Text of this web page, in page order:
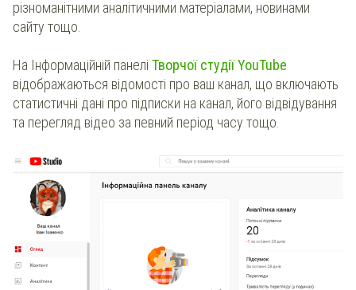
різноманітними аналітичними матеріалами, новинами
сайту тощо.
На Інформаційній панелі Творчої студії YouTube
відображаються відомості про ваш канал, що включають
статистичні дані про підписки на канал, його відвідування
та перегляд відео за певний період часу тощо.